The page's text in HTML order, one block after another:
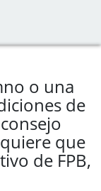
o una
de
que
de FPB,